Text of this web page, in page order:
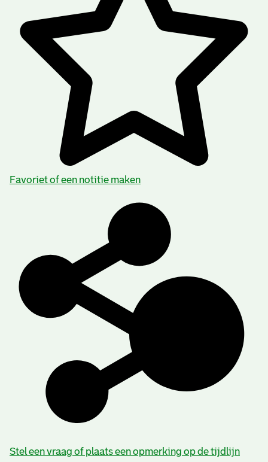
Favoriet of een notitie maken
Stel een vraag of plaats een opmerking op de tijdlijn